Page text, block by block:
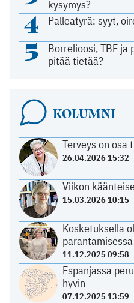
kysymys?
4 Palleatyrä: syyt,
5
Borrelioosi, TBE
pitää tietää?
KOLUMNI
Terveys on osa
26.04.2026 15:32
Viikon
15.03.2026 10:15
Kosketuksella
parantamisessa
11.12.2025 09:58
Espanjassa
hyvin
07.12.2025 13:59